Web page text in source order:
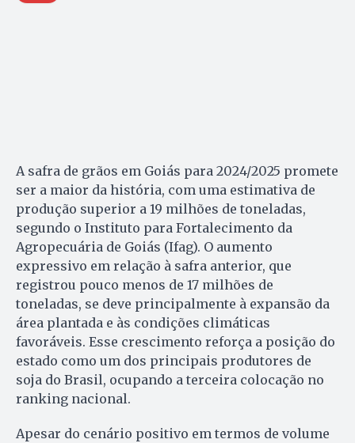
A safra de grãos em Goiás para 2024/2025 promete
ser a maior da história, com uma estimativa de
produção superior a 19 milhões de toneladas,
segundo o Instituto para Fortalecimento da
Agropecuária de Goiás (Ifag). O aumento
expressivo em relação à safra anterior, que
registrou pouco menos de 17 milhões de
toneladas, se deve principalmente à expansão da
área plantada e às condições climáticas
favoráveis. Esse crescimento reforça a posição do
estado como um dos principais produtores de
soja do Brasil, ocupando a terceira colocação no
ranking nacional.
Apesar do cenário positivo em termos de volume